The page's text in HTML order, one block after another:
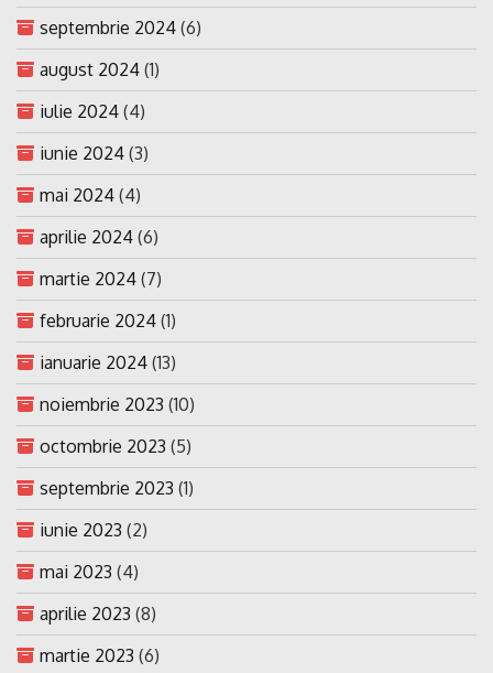
septembrie 2024 (6)
august 2024 (1)
iulie 2024 (4)
iunie 2024 (3)
mai 2024 (4)
aprilie 2024 (6)
martie 2024 (7)
februarie 2024 (1)
ianuarie 2024 (13)
noiembrie 2023 (10)
octombrie 2023 (5)
septembrie 2023 (1)
iunie 2023 (2)
mai 2023 (4)
aprilie 2023 (8)
martie 2023 (6)